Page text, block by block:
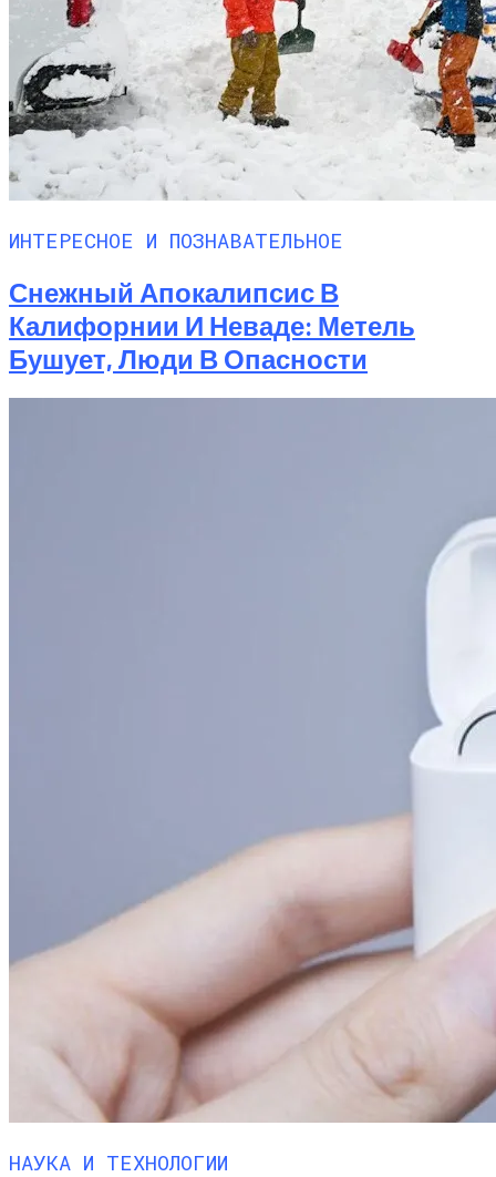
ИНТЕРЕСНОЕ И ПОЗНАВАТЕЛЬНОЕ
Снежный Апокалипсис В
Калифорнии И Неваде: Метель
Бушует, Люди В Опасности
НАУКА И ТЕХНОЛОГИИ